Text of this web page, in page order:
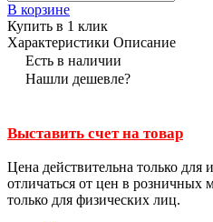
В корзине
Купить в 1 клик
Характеристики Описание
Есть в наличии
Нашли дешевле?
Выставить счет на товар
Цена действительна только для
отличаться от цен в розничных
только для физических лиц.